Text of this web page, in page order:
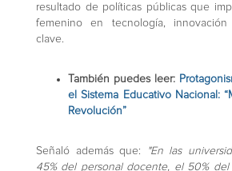
resultado de políticas públicas que
femenino en tecnología,
clave.
También puedes leer:
el Sistema Educativo Nacional:
Revolución”
Señaló además que: "En las
45% del personal docente, el 50% del